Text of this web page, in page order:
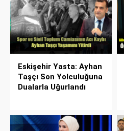
Eskişehir Yasta: Ayhan
Taşçı Son Yolculuğuna
Dualarla Uğurlandı